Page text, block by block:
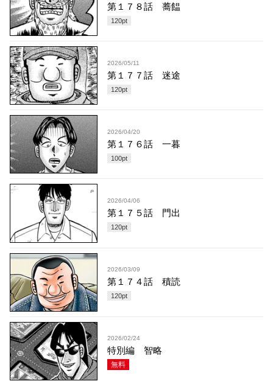
第１７８話 蕎饂
120pt
2026/05/11
第１７７話 迷途
120pt
2026/04/20
第１７６話 一暮
100pt
2026/04/06
第１７５話 門出
120pt
2026/03/09
第１７４話 積読
120pt
2026/02/24
特別編 智略
無料